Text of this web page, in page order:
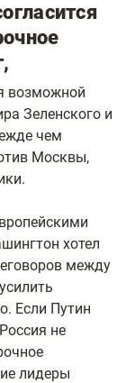
возможной
Зеленского и
чем
Москвы,
хотел
между
Если Путин
не
лидеры